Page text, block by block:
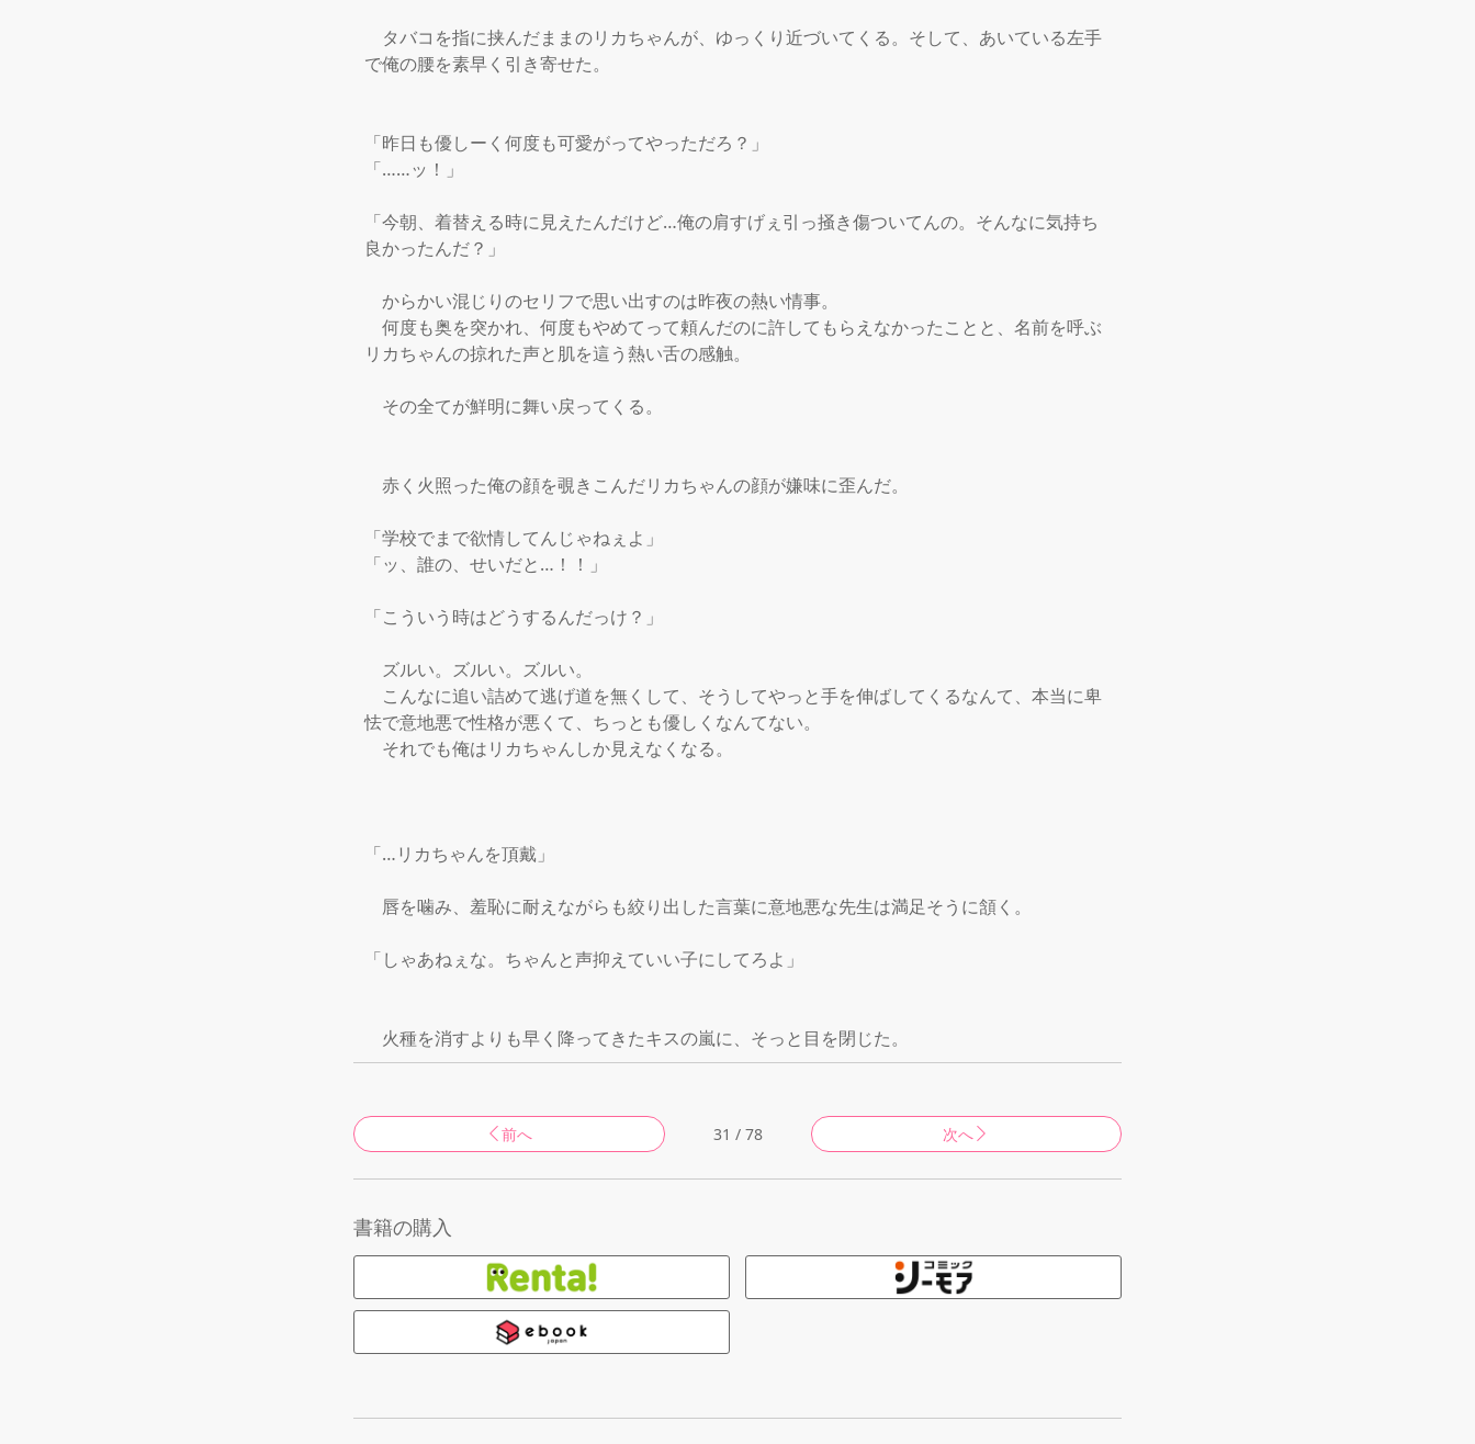
タバコを指に挟んだままのリカちゃんが、ゆっくり近づいてくる。そして、あいている左手
で俺の腰を素早く引き寄せた。
「昨日も優しーく何度も可愛がってやっただろ？」
「……ッ！」
「今朝、着替える時に見えたんだけど…俺の肩すげぇ引っ掻き傷ついてんの。そんなに気持ち
良かったんだ？」
からかい混じりのセリフで思い出すのは昨夜の熱い情事。
何度も奥を突かれ、何度もやめてって頼んだのに許してもらえなかったことと、名前を呼ぶ
リカちゃんの掠れた声と肌を這う熱い舌の感触。
その全てが鮮明に舞い戻ってくる。
赤く火照った俺の顔を覗きこんだリカちゃんの顔が嫌味に歪んだ。
「学校でまで欲情してんじゃねぇよ」
「ッ、誰の、せいだと…！！」
「こういう時はどうするんだっけ？」
ズルい。ズルい。ズルい。
こんなに追い詰めて逃げ道を無くして、そうしてやっと手を伸ばしてくるなんて、本当に卑
怯で意地悪で性格が悪くて、ちっとも優しくなんてない。
それでも俺はリカちゃんしか見えなくなる。
「…リカちゃんを頂戴」
唇を噛み、羞恥に耐えながらも絞り出した言葉に意地悪な先生は満足そうに頷く。
「しゃあねぇな。ちゃんと声抑えていい子にしてろよ」
火種を消すよりも早く降ってきたキスの嵐に、そっと目を閉じた。
前へ 31 / 78 次へ
書籍の購入